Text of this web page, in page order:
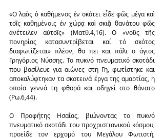
«Ο λαὸς ὁ καθήμενος ἐν σκότει εἶδε φῶς μέγα καὶ
τοῖς καθημένοις ἐν χώρᾳ καὶ σκιᾷ θανάτου φῶς
ἀνέτειλεν αὐτοῖς» (Ματθ.4,16). Ο «νοῦς τῆς
πονηρίας κατασυντρίβεται καί τό σκότος
διαφωτίζεται» πλέον, θα πει και πάλι ο άγιος
Γρηγόριος Νύσσης. Το πυκνό πνευματικό σκοτάδι
που βασίλευε για αιώνες στη Γη, φωτίστηκε και
αποκαλύφτηκαν τα σκοτεινά έργα της αμαρτίας, η
οποία γεννά τη φθορά και οδηγεί στο θάνατο
(Ρω.6,44).
Ο Προφήτης Ησαΐας, βιώνοντας το πυκνό
πνευματικό σκοτάδι του προχριστιανικού κόσμου,
προείδε τον ερχομό του Μεγάλου Φωτιστή,